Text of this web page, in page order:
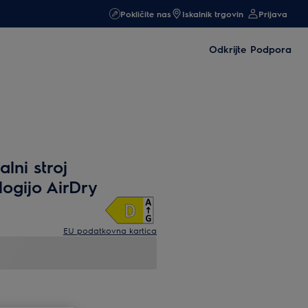
Pokličite nas Iskalnik trgovin Prijava
Odkrijte Podpora
stroj
AirDry
EU podatkovna kartica